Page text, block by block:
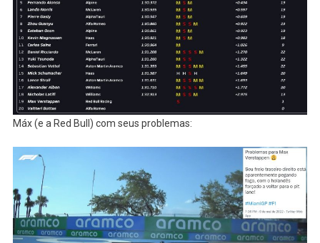
Máx (e a Red Bull) com seus problemas: